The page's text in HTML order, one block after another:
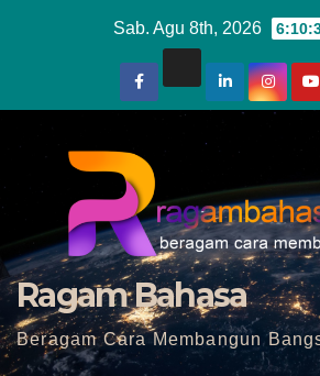
Sab. Agu 8th, 2026
Ragam Bahasa
Beragam Cara Membangun